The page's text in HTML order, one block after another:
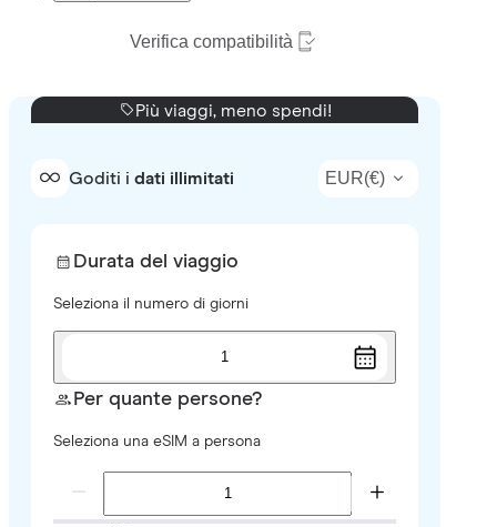
Verifica compatibilità
Più viaggi, meno spendi!
Goditi i dati illimitati EUR(€)
Durata del viaggio
Seleziona il numero di giorni
1
Per quante persone?
Seleziona una eSIM a persona